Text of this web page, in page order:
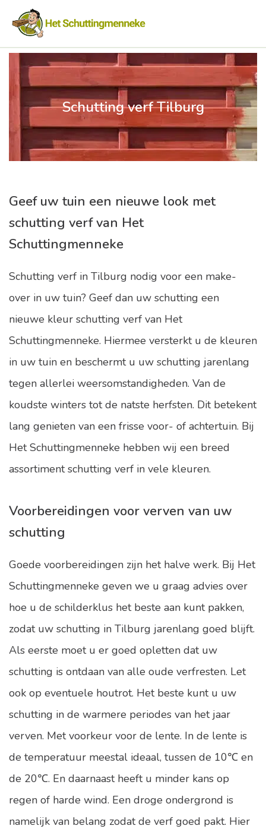
Schutting verf Tilburg
Geef uw tuin een nieuwe look met
schutting verf van Het
Schuttingmenneke
Schutting verf in Tilburg nodig voor een make-
over in uw tuin? Geef dan uw schutting een
nieuwe kleur schutting verf van Het
Schuttingmenneke. Hiermee versterkt u de kleuren
in uw tuin en beschermt u uw schutting jarenlang
tegen allerlei weersomstandigheden. Van de
koudste winters tot de natste herfsten. Dit betekent
lang genieten van een frisse voor- of achtertuin. Bij
Het Schuttingmenneke hebben wij een breed
assortiment schutting verf in vele kleuren.
Voorbereidingen voor verven van uw
schutting
Goede voorbereidingen zijn het halve werk. Bij Het
Schuttingmenneke geven we u graag advies over
hoe u de schilderklus het beste aan kunt pakken,
zodat uw schutting in Tilburg jarenlang goed blijft.
Als eerste moet u er goed opletten dat uw
schutting is ontdaan van alle oude verfresten. Let
ook op eventuele houtrot. Het beste kunt u uw
schutting in de warmere periodes van het jaar
verven. Met voorkeur voor de lente. In de lente is
de temperatuur meestal ideaal, tussen de 10℃ en
de 20℃. En daarnaast heeft u minder kans op
regen of harde wind. Een droge ondergrond is
namelijk van belang zodat de verf goed pakt. Hier